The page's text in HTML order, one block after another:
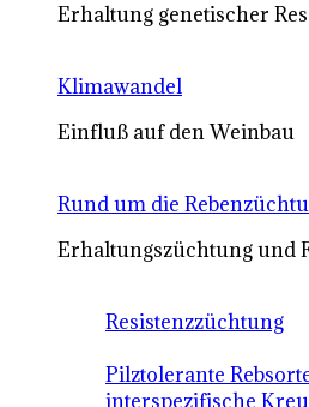
Erhaltung genetischer
Klimawandel
Einfluß auf den Weinbau
Rund um die
Erhaltungszüchtung und
Resistenzzüchtung
Pilztolerante
interspezifische